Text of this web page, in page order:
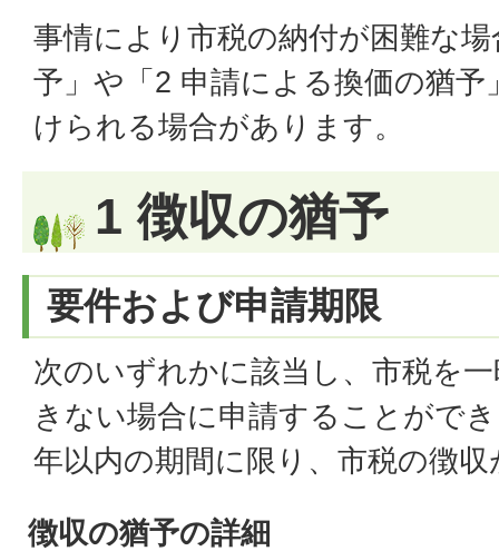
事情により市税の納付が困難な
予」や「2 申請による換価の猶
けられる場合があります。
1 徴収の猶予
要件および申請期限
次のいずれかに該当し、市税を
きない場合に申請することがで
年以内の期間に限り、市税の徴
徴収の猶予の詳細